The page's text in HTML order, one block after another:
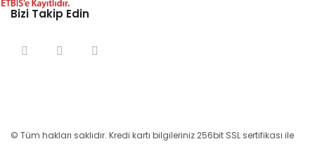
Bizi Takip Edin
© Tüm hakları saklıdır. Kredi kartı bilgileriniz 256bit SSL sertifikası ile